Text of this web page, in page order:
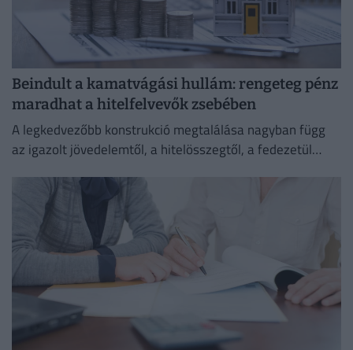
Beindult a kamatvágási hullám: rengeteg pénz
maradhat a hitelfelvevők zsebében
A legkedvezőbb konstrukció megtalálása nagyban függ
az igazolt jövedelemtől, a hitelösszegtől, a fedezetül